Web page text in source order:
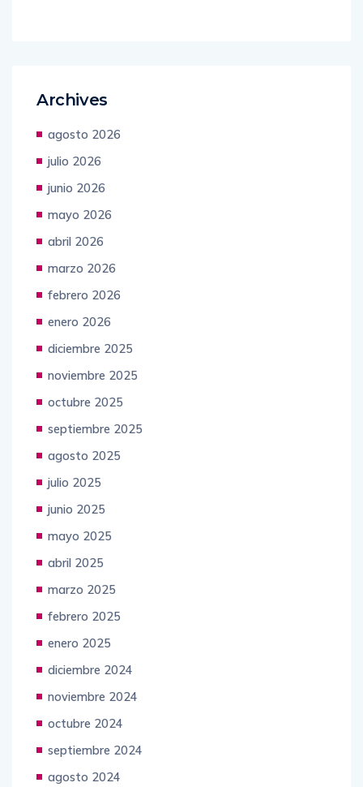
Archives
agosto 2026
julio 2026
junio 2026
mayo 2026
abril 2026
marzo 2026
febrero 2026
enero 2026
diciembre 2025
noviembre 2025
octubre 2025
septiembre 2025
agosto 2025
julio 2025
junio 2025
mayo 2025
abril 2025
marzo 2025
febrero 2025
enero 2025
diciembre 2024
noviembre 2024
octubre 2024
septiembre 2024
agosto 2024